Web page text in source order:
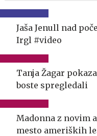
Jaša Jenull nad
Irgl #video
Tanja Žagar
boste spregledali
Madonna z novim
mesto ameriških